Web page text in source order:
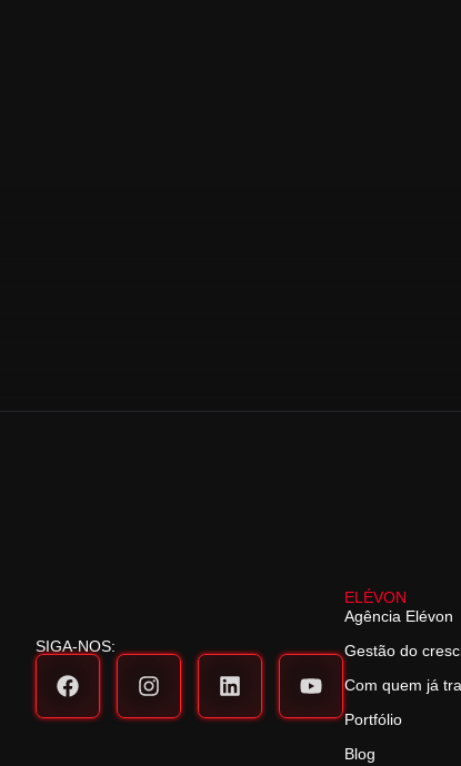
SIGA-NOS:
ELÉVON
Agência Elévon
Gestão do
Com quem já
Portfólio
Blog